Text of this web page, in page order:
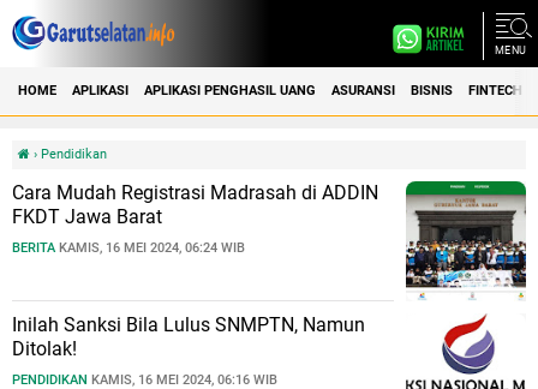
MENU
HOME APLIKASI APLIKASI PENGHASIL UANG ASURANSI BISNIS FINTECH
› Pendidikan
Cara Mudah Registrasi Madrasah di ADDIN
FKDT Jawa Barat
BERITA KAMIS, 16 MEI 2024, 06:24 WIB
Inilah Sanksi Bila Lulus SNMPTN, Namun
Ditolak!
PENDIDIKAN KAMIS, 16 MEI 2024, 06:16 WIB